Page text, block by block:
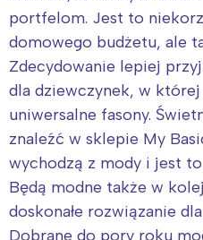
portfelom. Jest to
domowego budżetu, ale
Zdecydowanie lepiej
dla dziewczynek, w
uniwersalne fasony.
znaleźć w sklepie My
wychodzą z mody i jest
Będą modne także w
doskonałe rozwiązanie
Dobrane do pory roku